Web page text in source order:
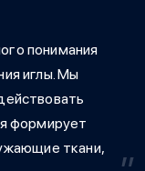
понимания
иглы. Мы
формирует
ткани,